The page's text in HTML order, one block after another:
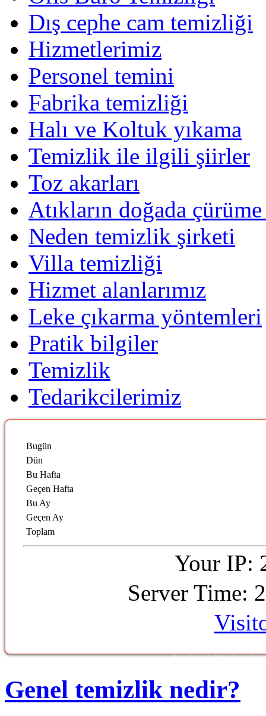
Dış cephe cam temizliği
Hizmetlerimiz
Personel temini
Fabrika temizliği
Halı ve Koltuk yıkama
Temizlik ile ilgili şiirler
Toz akarları
Atıkların doğada
Neden temizlik şirketi
Villa temizliği
Hizmet alanlarımız
Leke çıkarma yöntemleri
Pratik bilgiler
Temizlik
Tedarikcilerimiz
Bugün
Dün
Bu Hafta
Geçen Hafta
Bu Ay
Geçen Ay
Toplam
Your IP:
Server Time:
denizli temizlik şirketi denizli
Genel temizlik nedir?